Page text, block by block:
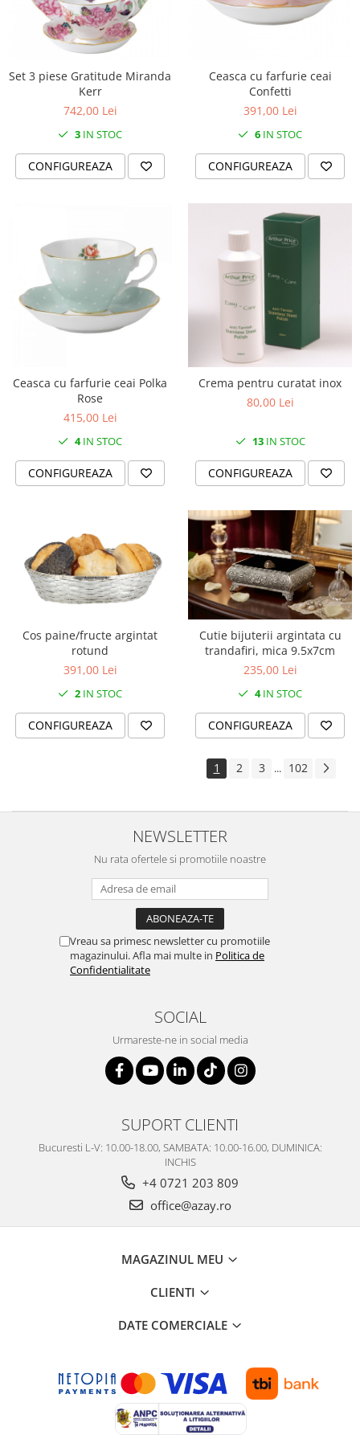
Set 3 piese Gratitude Miranda
Kerr
742,00 Lei
3 IN STOC
CONFIGUREAZA
Ceasca cu farfurie ceai
Confetti
391,00 Lei
6 IN STOC
CONFIGUREAZA
Ceasca cu farfurie ceai Polka
Rose
415,00 Lei
4IN STOC
CONFIGUREAZA
Crema pentru curatat inox
80,00 Lei
13IN STOC
CONFIGUREAZA
Cos paine/fructe argintat
rotund
391,00 Lei
2 IN STOC
CONFIGUREAZA
Cutie bijuterii argintata cu
trandafiri, mica 9.5x7cm
235,00 Lei
4IN STOC
CONFIGUREAZA
1 2 3 ... 102
NEWSLETTER
Nu rata ofertele si promotiile noastre
Vreau sa primesc newsletter cu promotiile
magazinului. Afla mai multe in Politica de
Confidentialitate
SOCIAL
Urmareste-ne in social media
SUPORT CLIENTI
Bucuresti L-V: 10.00-18.00, SAMBATA: 10.00-16.00, DUMINICA:
INCHIS
+4 0721 203 809
office@azay.ro
MAGAZINUL MEU
CLIENTI
DATE COMERCIALE